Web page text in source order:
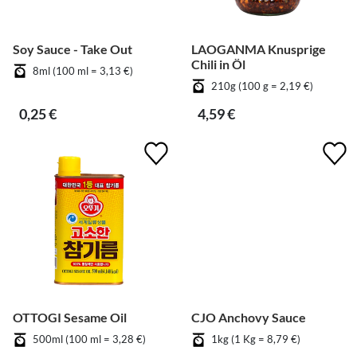
Soy Sauce - Take Out
8ml (100 ml = 3,13 €)
0,25 €
LAOGANMA Knusprige
Chili in Öl
210g (100 g = 2,19 €)
4,59 €
OTTOGI Sesame Oil
500ml (100 ml = 3,28 €)
CJO Anchovy Sauce
1kg (1 Kg = 8,79 €)